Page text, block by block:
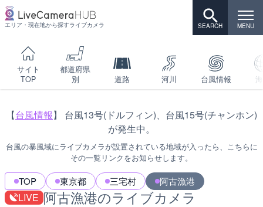
エリア・現在地から探すライブカメラ
サイト
TOP
都道府県
別
道路 河川 台風情報
【台風情報】 台風13号(ドルフィン)、台風15号(チャンホン)
が発生中。
台風の暴風域にライブカメラが設置されている地域が入ったら、こちらに
その一覧リンクをお知らせします。
TOP 東京都 三宅村 阿古漁港
LIVE 阿古漁港のライブカメラ